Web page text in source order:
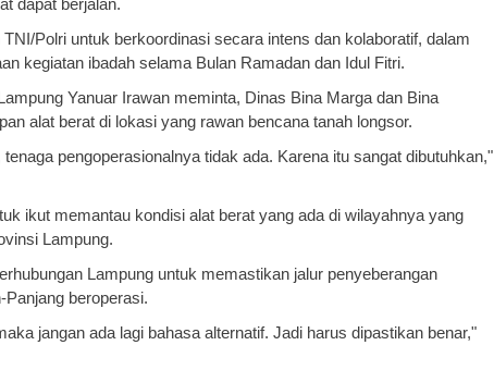
Polri untuk berkoordinasi secara intens dan kolaboratif, dalam
kegiatan ibadah selama Bulan Ramadan dan Idul Fitri.
Yanuar Irawan meminta, Dinas Bina Marga dan Bina
alat berat di lokasi yang rawan bencana tanah longsor.
pengoperasionalnya tidak ada. Karena itu sangat dibutuhkan,"
ikut memantau kondisi alat berat yang ada di wilayahnya yang
Lampung.
Lampung untuk memastikan jalur penyeberangan
beroperasi.
jangan ada lagi bahasa alternatif. Jadi harus dipastikan benar,"